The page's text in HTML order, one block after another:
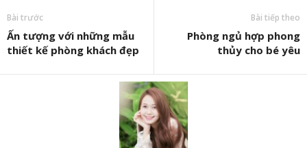
Bài trước
Ấn tượng với những mẫu
thiết kế phòng khách đẹp
Bài tiếp theo
Phòng ngủ hợp phong
thủy cho bé yêu